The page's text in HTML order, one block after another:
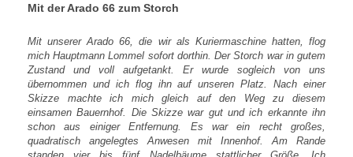
Mit der Arado 66 zum Storch
Mit unserer Arado 66, die wir als Kuriermaschine hatten, flog
mich Hauptmann Lommel sofort dorthin. Der Storch war in gutem
Zustand und voll aufgetankt. Er wurde sogleich von uns
übernommen und ich flog ihn auf unseren Platz. Nach einer
Skizze machte ich mich gleich auf den Weg zu diesem
einsamen Bauernhof. Die Skizze war gut und ich erkannte ihn
schon aus einiger Entfernung. Es war ein recht großes,
quadratisch angelegtes Anwesen mit Innenhof. Am Rande